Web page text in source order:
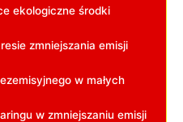
ekologiczne środki​
zmniejszania emisji
w małych
w zmniejszaniu emisji